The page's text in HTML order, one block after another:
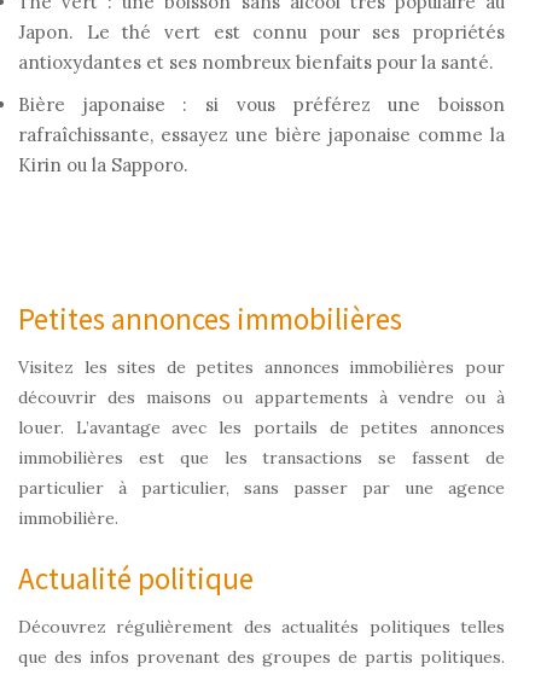
Japon. Le thé vert est connu pour ses propriétés
antioxydantes et ses nombreux bienfaits pour la santé.
Bière japonaise : si vous préférez une boisson
rafraîchissante, essayez une bière japonaise comme la
Kirin ou la Sapporo.
Petites annonces immobilières
Visitez les sites de petites annonces immobilières pour
découvrir des maisons ou appartements à vendre ou à
louer. L’avantage avec les portails de petites annonces
immobilières est que les transactions se fassent de
particulier à particulier, sans passer par une agence
immobilière.
Actualité politique
Découvrez régulièrement des actualités politiques telles
que des infos provenant des groupes de partis politiques.